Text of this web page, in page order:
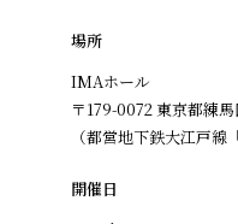
場所
IMAホール
〒179-0072 東京都練
（都営地下鉄大江戸線
開催日